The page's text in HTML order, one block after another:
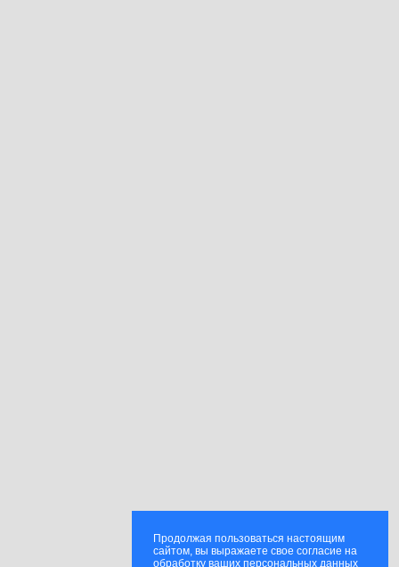
Продолжая пользоваться настоящим
сайтом, вы выражаете свое согласие на
обработку ваших персональных данных